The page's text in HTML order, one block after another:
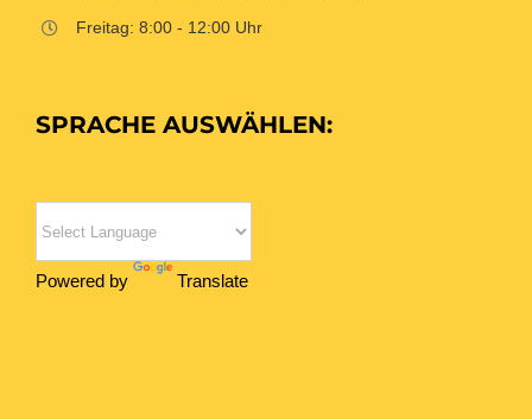
Freitag: 8:00 - 12:00 Uhr
SPRACHE AUSWÄHLEN:
Powered by Translate